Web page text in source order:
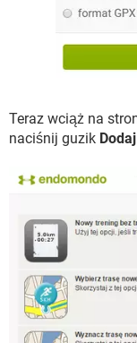
Teraz wciąż na
naciśnij guzik